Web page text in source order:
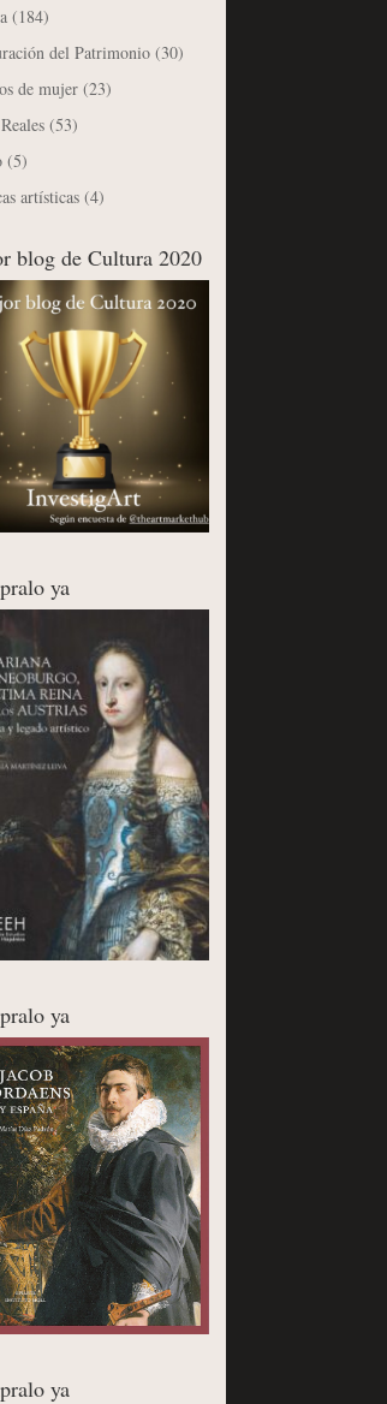
(184)
del Patrimonio (30)
de mujer (23)
(53)
(5)
artísticas (4)
blog de Cultura 2020
ya
ya
ya